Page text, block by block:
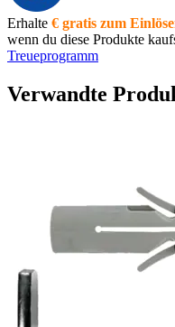
Erhalte € gratis zum
wenn du diese Produkte
Treueprogramm
Verwandte